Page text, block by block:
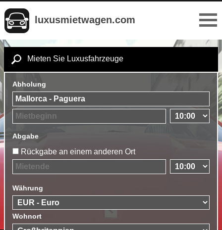
luxusmietwagen.com
Mieten Sie Luxusfahrzeuge
Abholung
Abgabe
Rückgabe an einem anderen Ort
Währung
Wohnort